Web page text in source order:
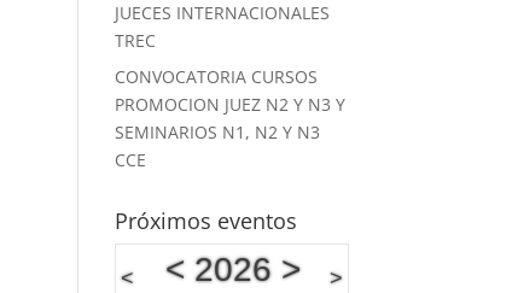
JUECES INTERNACIONALES
TREC
CONVOCATORIA CURSOS
PROMOCION JUEZ N2 Y N3 Y
SEMINARIOS N1, N2 Y N3
CCE
Próximos eventos
< <2026 > >